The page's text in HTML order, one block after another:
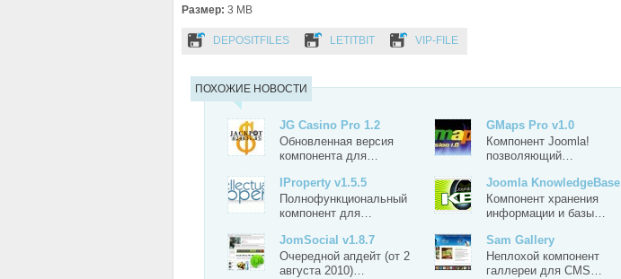
Размер: 3 MB
DEPOSITFILES LETITBIT VIP-FILE
ПОХОЖИЕ НОВОСТИ
JG Casino Pro 1.2
Обновленная версия
компонента для…
GMaps Pro v1.0
Компонент Joomla!
позволяющий…
IProperty v1.5.5
Полнофункциональный
компонент для…
Joomla KnowledgeBase
Компонент хранения
информации и базы…
JomSocial v1.8.7
Очередной апдейт (от 2
августа 2010)…
Sam Gallery
Неплохой компонент
галлереи для CMS…